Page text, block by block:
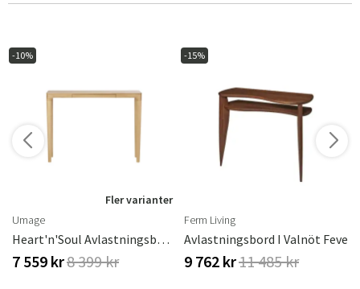
-10%
Fler varianter
Umage
Heart'n'Soul Avlastningsbord 110x30x82 Ek
7 559 kr8 399 kr
-15%
Ferm Living
Avlastningsbord I Valnöt Feve
9 762 kr11 485 kr